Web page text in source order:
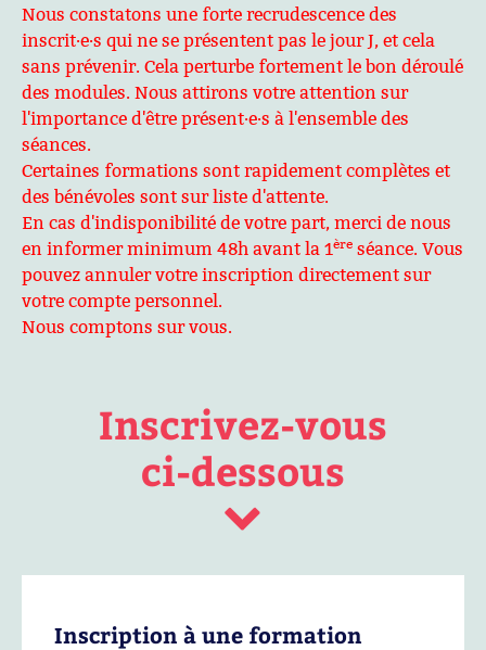
Nous constatons une forte recrudescence des
inscrit·e·s qui ne se présentent pas le jour J, et cela
sans prévenir. Cela perturbe fortement le bon déroulé
des modules. Nous attirons votre attention sur
l'importance d'être présent·e·s à l'ensemble des
séances.
Certaines formations sont rapidement complètes et
des bénévoles sont sur liste d'attente.
En cas d'indisponibilité de votre part, merci de nous
en informer minimum 48h avant la 1ère séance. Vous
pouvez annuler votre inscription directement sur
votre compte personnel.
Nous comptons sur vous.
Inscrivez-vous
ci-dessous
Inscription à une formation